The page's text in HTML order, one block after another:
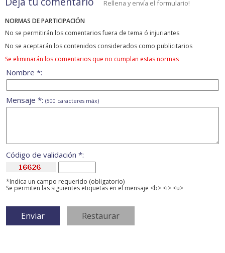
Rellena y envía el formulario!
NORMAS DE PARTICIPACIÓN
No se permitirán los comentarios fuera de tema ó injuriantes
No se aceptarán los contenidos considerados como publicitarios
Se eliminarán los comentarios que no cumplan estas normas
Nombre *:
Mensaje *: (500 caracteres máx)
Código de validación *:
*Indica un campo requerido (obligatorio)
Se permiten las siguientes etiquetas en el mensaje <b> <i> <u>